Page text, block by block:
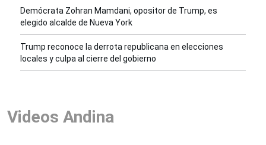
Demócrata Zohran Mamdani, opositor de Trump, es
elegido alcalde de Nueva York
Trump reconoce la derrota republicana en elecciones
locales y culpa al cierre del gobierno
Videos Andina